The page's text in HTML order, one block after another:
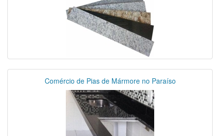
Comércio de Pias de Mármore no Paraíso